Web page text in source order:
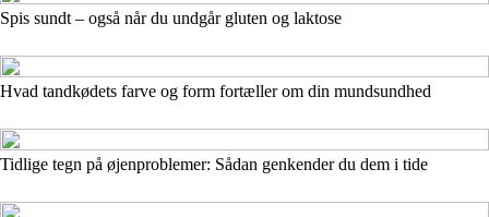
Spis sundt – også når du undgår gluten og laktose
Hvad tandkødets farve og form fortæller om din mundsundhed
Tidlige tegn på øjenproblemer: Sådan genkender du dem i tide